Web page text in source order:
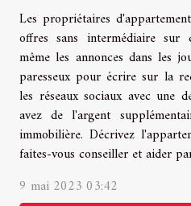
Les propriétaires
offres sans intermédiaire sur
même les annonces dans les
paresseux pour écrire sur la
les réseaux sociaux avec une
avez de l'argent
immobilière. Décrivez
faites-vous conseiller et aider
9 mai 2023 03:42